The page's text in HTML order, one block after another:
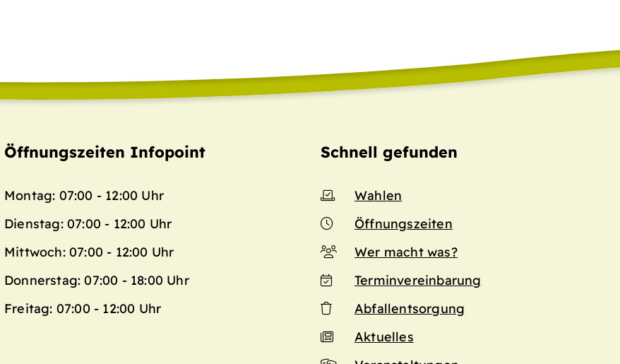
Öffnungszeiten Infopoint
Montag: 07:00 - 12:00 Uhr
Dienstag: 07:00 - 12:00 Uhr
Mittwoch: 07:00 - 12:00 Uhr
Donnerstag: 07:00 - 18:00 Uhr
Freitag: 07:00 - 12:00 Uhr
Schnell gefunden
Wahlen
Öffnungszeiten
Wer macht was?
Terminvereinbarung
Abfallentsorgung
Aktuelles